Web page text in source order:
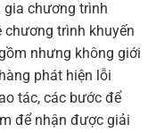
chương trình
chương trình khuyến
nhưng không giới
phát hiện lỗi
tác, các bước để
để nhận được giải